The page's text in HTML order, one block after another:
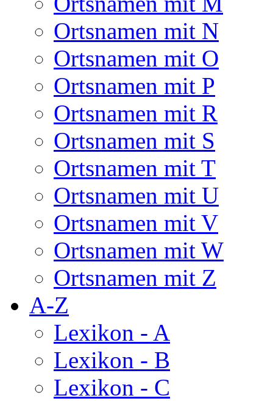
Ortsnamen mit N
Ortsnamen mit O
Ortsnamen mit P
Ortsnamen mit R
Ortsnamen mit S
Ortsnamen mit T
Ortsnamen mit U
Ortsnamen mit V
Ortsnamen mit W
Ortsnamen mit Z
A-Z
Lexikon - A
Lexikon - B
Lexikon - C